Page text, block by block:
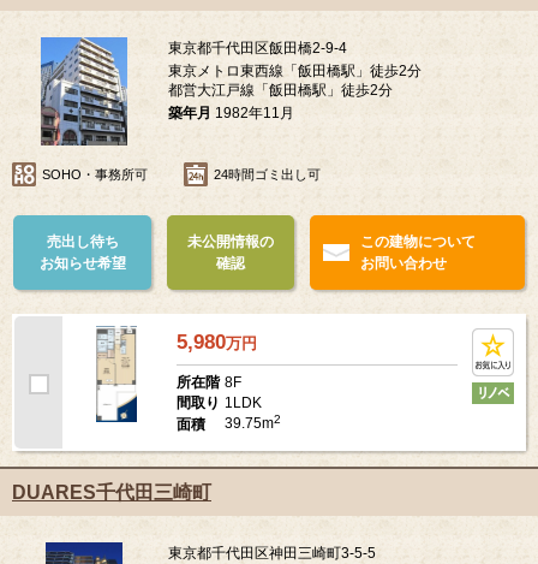
東京都千代田区飯田橋2-9-4
東京メトロ東西線「飯田橋駅」徒歩2分
都営大江戸線「飯田橋駅」徒歩2分
築年月 1982年11月
SOHO・事務所可 24時間ゴミ出し可
売出し待ち
お知らせ希望
未公開情報の
確認
この建物について
お問い合わせ
5,980万円
所在階 8F
間取り 1LDK
面積
39.75m2
DUARES千代田三崎町
東京都千代田区神田三崎町3-5-5